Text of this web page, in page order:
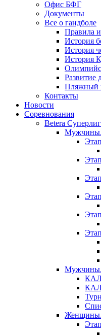
Офис БФГ
Документы
Все о гандболе
Правила
История
История
История
Развитие
Пляжный
Контакты
Новости
Соревнования
Betera
Мужчины.
Мужчины.
Женщины.